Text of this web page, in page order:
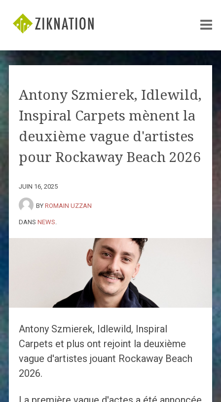
Antony Szmierek, Idlewild,
Inspiral Carpets mènent la
deuxième vague d'artistes
pour Rockaway Beach 2026
JUIN 16, 2025
BY ROMAIN UZZAN
DANS NEWS
Antony Szmierek, Idlewild, Inspiral
Carpets et plus ont rejoint la deuxième
vague d'artistes jouant Rockaway Beach
2026.